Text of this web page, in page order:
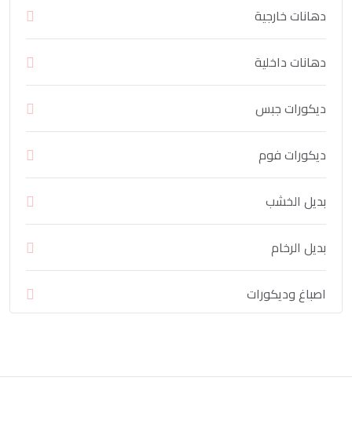
دهانات خارجية
دهانات داخلية
ديكورات جبس
ديكورات فوم
بديل الخشب
بديل الرخام
اصباغ وديكورات